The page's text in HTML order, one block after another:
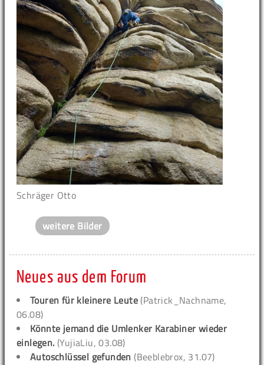
Schräger Otto
weitere Bilder
Neues aus dem Forum
Touren für kleinere Leute (Patrick_Nachname,
06.08)
Könnte jemand die Umlenker Karabiner wieder
einlegen. (YujiaLiu, 03.08)
Autoschlüssel gefunden (Beeblebrox, 31.07)